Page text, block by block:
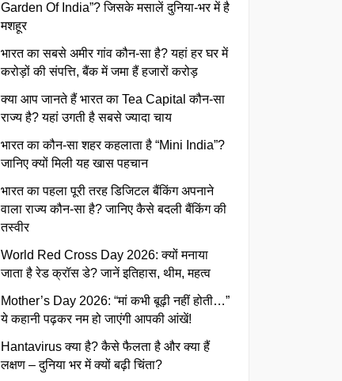
Garden Of India”? जिसके मसालें दुनिया-भर में है
मशहूर
भारत का सबसे अमीर गांव कौन-सा है? यहां हर घर में
करोड़ों की संपत्ति, बैंक में जमा हैं हजारों करोड़
क्या आप जानते हैं भारत का Tea Capital कौन-सा
राज्य है? यहां उगती है सबसे ज्यादा चाय
भारत का कौन-सा शहर कहलाता है “Mini India”?
जानिए क्यों मिली यह खास पहचान
भारत का पहला पूरी तरह डिजिटल बैंकिंग अपनाने
वाला राज्य कौन-सा है? जानिए कैसे बदली बैंकिंग की
तस्वीर
World Red Cross Day 2026: क्यों मनाया
जाता है रेड क्रॉस डे? जानें इतिहास, थीम, महत्व
Mother’s Day 2026: “मां कभी बूढ़ी नहीं होती…”
ये कहानी पढ़कर नम हो जाएंगी आपकी आंखें!
Hantavirus क्या है? कैसे फैलता है और क्या हैं
लक्षण – दुनिया भर में क्यों बढ़ी चिंता?